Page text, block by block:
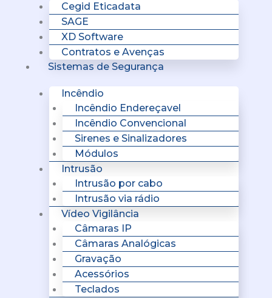
Cegid Eticadata
SAGE
XD Software
Contratos e Avenças
Sistemas de Segurança
Incêndio
Incêndio Endereçavel
Incêndio Convencional
Sirenes e Sinalizadores
Módulos
Intrusão
Intrusão por cabo
Intrusão via rádio
Vídeo Vigilância
Câmaras IP
Câmaras Analógicas
Gravação
Acessórios
Teclados